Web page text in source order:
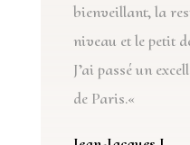
bienveillant, la
niveau et le petit
J’ai passé un
de Paris.«